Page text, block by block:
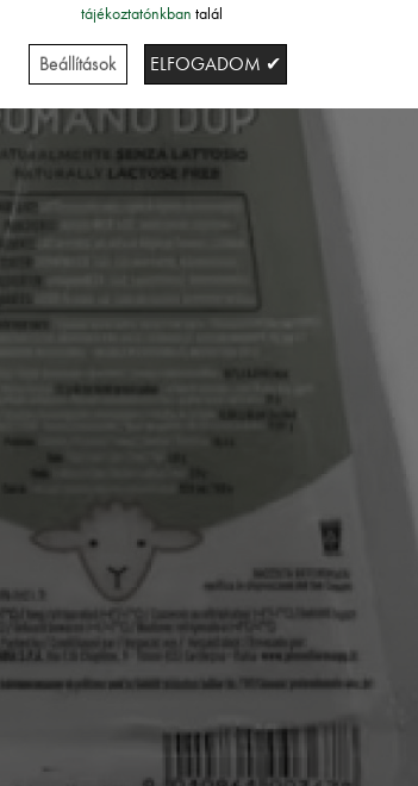
tájékoztatónkban talál
Beállítások ELFOGADOM ✔